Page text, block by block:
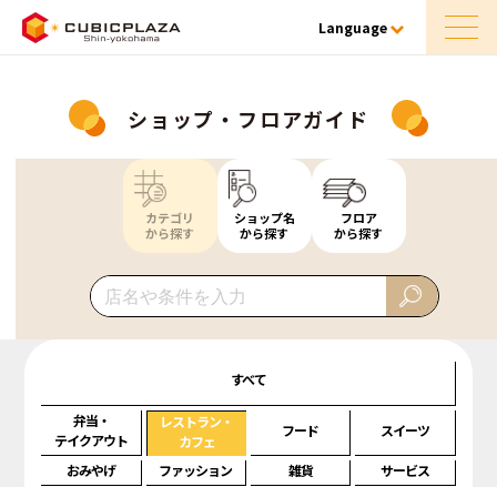
Language
ショップ・フロアガイド
カテゴリ
から探す
ショップ名
から探す
フロア
から探す
すべて
弁当・
テイクアウト
レストラン・
カフェ
フード スイーツ
おみやげ ファッション 雑貨
サービス